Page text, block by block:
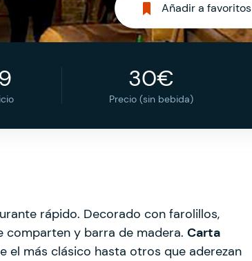
Añadir a favoritos
30€
Precio (sin bebida)
rápido. Decorado con farolillos,
comparten y barra de madera. Carta
el más clásico hasta otros que aderezan